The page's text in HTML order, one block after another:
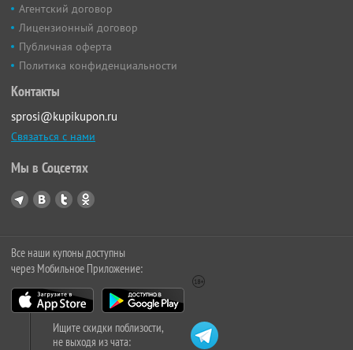
Агентский договор
Лицензионный договор
Публичная оферта
Политика конфиденциальности
Контакты
sprosi@kupikupon.ru
Связаться с нами
Мы в Соцсетях
Все наши купоны доступны
через Мобильное Приложение:
Ищите скидки поблизости,
не выходя из чата: